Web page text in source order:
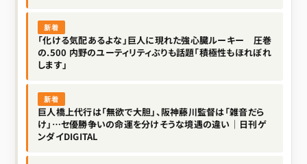
新着
「化ける気配あるよな」巨人に現れた強心臓ルーキー 圧巻
の.500 内野のユーティリティぶりも話題「積極性もほれぼれ
します」
新着
巨人橋上代行は「無欲で大胆」、阪神藤川監督は「雑音だら
け」…セ優勝争いの命運を分けそうな境遇の違い｜日刊ゲ
ンダイDIGITAL